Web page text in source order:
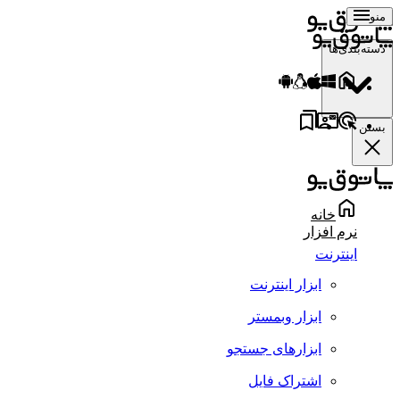
منو
دسته‌بندی‌ها
بستن
خانه
نرم افزار
اینترنت
ابزار اینترنت
ابزار وبمستر
ابزارهای جستجو
اشتراک فایل